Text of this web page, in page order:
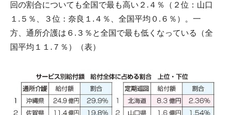
回の割合についても全国で最も高い２.４％（２位：山口
１.５％、３位：奈良１.４％、全国平均０.６％）。一
方、通所介護は６.３％と全国で最も低くなっている（全
国平均１１.７％）（表）